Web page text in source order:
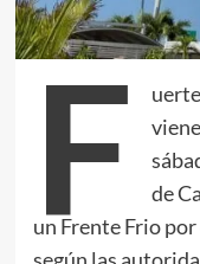
F
de
un Frente Frio